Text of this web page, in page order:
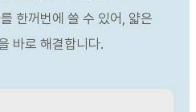
한꺼번에 쓸 수 있어, 얇은
바로 해결합니다.